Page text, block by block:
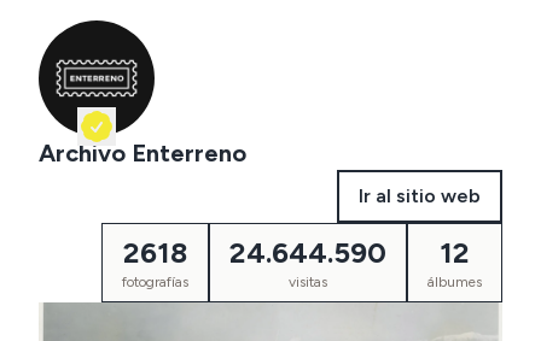
Archivo Enterreno
Ir al sitio web
2618
fotografías
24.644.590
visitas
12
álbumes